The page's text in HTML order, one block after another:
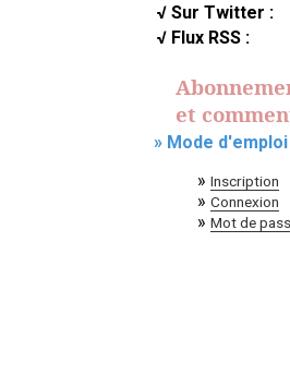
√ Sur Twitter :
√ Flux RSS :
et
» Mode d'emploi
» Inscription
» Connexion
» Mot de